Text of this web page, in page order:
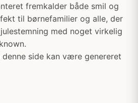
fremkalder både smil og
til børnefamilier og alle, der
med noget virkelig
side kan være genereret